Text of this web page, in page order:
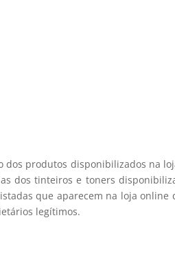
dos produtos disponibilizados na
dos tinteiros e toners
que aparecem na loja
legítimos.